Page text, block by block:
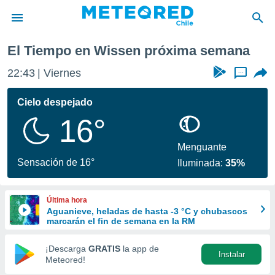
de
por
se
calidad.
a este
las
y
forma
digital
basada
El Tiempo en Wissen próxima semana
22:43 Viernes ...
Cielo despejado
16°
Sensación de 16°
Menguante
Iluminada:35%
Última hora
Aguanieve, heladas de hasta -3 °C y chubascos
marcarán el fin de semana en la RM
¡Descarga GRATIS la app de
Meteored!
Instalar